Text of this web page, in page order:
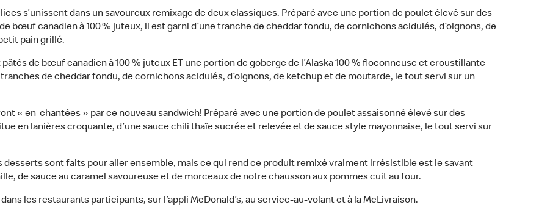
s’unissent dans un savoureux remixage de deux classiques. Préparé avec une portion de poulet élevé sur des
bœuf canadien à 100 % juteux, il est garni d’une tranche de cheddar fondu, de cornichons acidulés, d’oignons, de
pain grillé.
pâtés de bœuf canadien à 100 % juteux ET une portion de goberge de l’Alaska 100 % floconneuse et croustillante
de cheddar fondu, de cornichons acidulés, d’oignons, de ketchup et de moutarde, le tout servi sur un
« en-chantées » par ce nouveau sandwich! Préparé avec une portion de poulet assaisonné élevé sur des
en lanières croquante, d’une sauce chili thaïe sucrée et relevée et de sauce style mayonnaise, le tout servi sur
desserts sont faits pour aller ensemble, mais ce qui rend ce produit remixé vraiment irrésistible est le savant
de sauce au caramel savoureuse et de morceaux de notre chausson aux pommes cuit au four.
les restaurants participants, sur l’appli McDonald’s, au service-au-volant et à la McLivraison.